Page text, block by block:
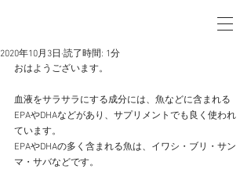
2020年10月3日 読了時間: 1分
おはようございます。
血液をサラサラにする成分には、魚などに含まれる
EPAやDHAなどがあり、サプリメントでも良く使われ
ています。
EPAやDHAの多く含まれる魚は、イワシ・ブリ・サン
マ・サバなどです。